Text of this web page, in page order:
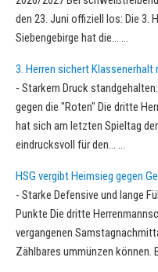
den 23. Juni offiziell los: Die 3.
Siebengebirge hat die… ...
3. Herren sichert Klassenerhalt
- Starkem Druck
gegen die "Roten" Die dritte
hat sich am letzten Spieltag
eindrucksvoll für den… ...
HSG vergibt Heimsieg gegen
- Starke Defensive und lange
Punkte Die dritte
vergangenen
Zählbares ummünzen können.